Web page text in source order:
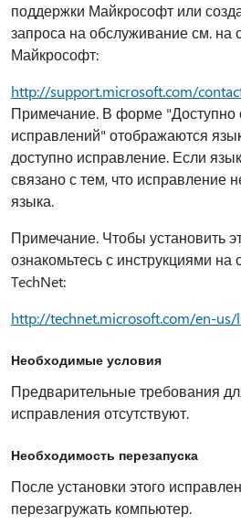
поддержки Майкрософт или
запроса на обслуживание см.
Майкрософт:
http://support.microsoft.com/
Примечание. В форме "Доступно
исправлений" отображаются
доступно исправление. Если
связано с тем, что исправление
языка.
Примечание. Чтобы установить
ознакомьтесь с инструкциями
TechNet:
http://technet.microsoft.com/en-
Необходимые условия
Предварительные требования
исправления отсутствуют.
Необходимость перезапуска
После установки этого
перезагружать компьютер.